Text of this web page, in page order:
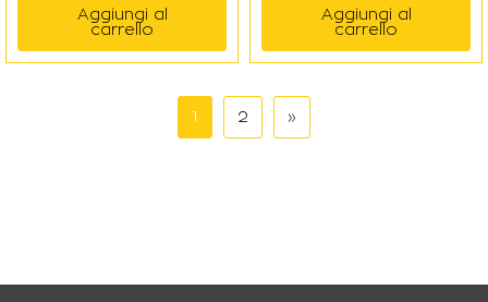
Aggiungi al
carrello
Aggiungi al
carrello
1 2 »